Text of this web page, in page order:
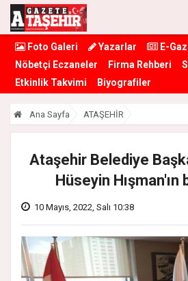
Foto Galeri Yazarlar E-
Nöbetçi Eczaneler
Firma Rehberi
Etkinlik Takvimi
Biyografiler
Ana Sayfa ATAŞEHİR
Ataşehir Belediye
Hüseyin Hışman'ın
10 Mayıs, 2022, Salı 10:38